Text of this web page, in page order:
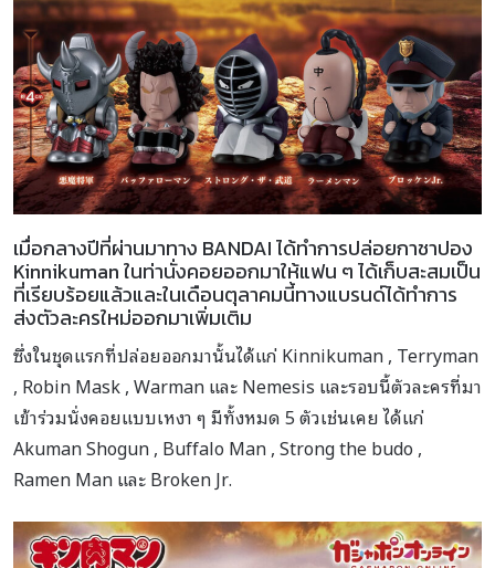
เมื่อกลางปีที่ผ่านมาทาง BANDAI ได้ทำการปล่อยกาชาปอง
Kinnikuman ในท่านั่งคอยออกมาให้แฟน ๆ ได้เก็บสะสมเป็น
ที่เรียบร้อยแล้วและในเดือนตุลาคมนี้ทางแบรนด์ได้ทำการ
ส่งตัวละครใหม่ออกมาเพิ่มเติม
ซึ่งในชุดแรกที่ปล่อยออกมานั้นได้แก่ Kinnikuman , Terryman
, Robin Mask , Warman และ Nemesis และรอบนี้ตัวละครที่มา
เข้าร่วมนั่งคอยแบบเหงา ๆ มีทั้งหมด 5 ตัวเช่นเคย ได้แก่
Akuman Shogun , Buffalo Man , Strong the budo ,
Ramen Man และ Broken Jr.